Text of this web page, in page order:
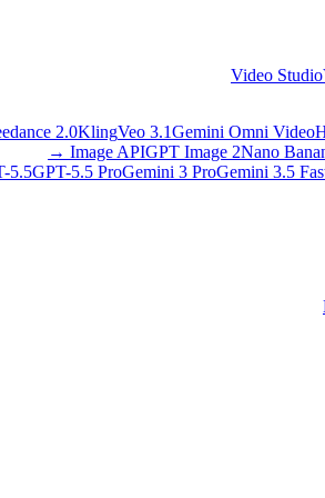
Video Studio
2.0KlingVeo 3.1Gemini Omni Video
Image APIGPT Image 2Nano
→
5.5GPT-5.5 ProGemini 3 ProGemini 3.5